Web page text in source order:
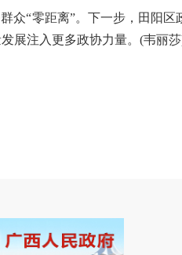
“零距离”。下一步，田阳区
展注入更多政协力量。(韦丽